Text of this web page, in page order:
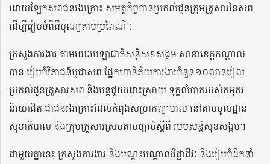
ដោយឡែកសពជនរងគ្រោះ សមត្ថកិច្ចបានប្រគល់ជូនក្រុមគ្រួសារនៃសព
ដើម្បីរៀបចំពិធីបុណ្យតាមប្រពៃណី។
ក្រសួងការងារ តាមរយៈបេឡាជាតិសន្តិសុខសង្គម សាខាខេត្តកណ្តាល
បាន រៀបចំវិភាជន៍បូជាសព ផ្នែកហានិភ័យការងារចំនួន១០លានរៀល
ប្រគល់ជូនគ្រួសារសព និងបន្តជួយដោះស្រាយ ទុក្ខលំបាករបស់កម្មករ
និយោជិត ជាជនរងគ្រោះដែលកំពុងសម្រាកព្យាបាល នៅតាមមូលដ្ឋាន
សុខាភិបាល និងក្រុមគ្រួសារស្របតាមច្បាប់ស្ដីពី របបសន្តិសុខសង្គម។
ជាមួយគ្នានេះ ក្រសួងការងារ និងបណ្តុះបណ្តាលវិជ្ជាជីវៈ នឹងរៀបចំដឹកនាំ